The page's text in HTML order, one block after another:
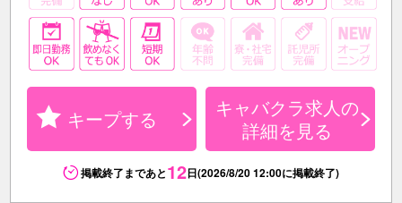
キープする
キャバクラ求人の
詳細を見る
掲載終了まであと12日(2026/8/20 12:00に掲載終了)